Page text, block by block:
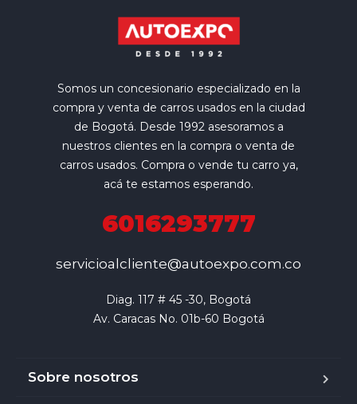
Somos un concesionario especializado en la
compra y venta de carros usados en la ciudad
de Bogotá. Desde 1992 asesoramos a
nuestros clientes en la compra o venta de
carros usados. Compra o vende tu carro ya,
acá te estamos esperando.
6016293777
servicioalcliente@autoexpo.com.co
Diag. 117 # 45 -30, Bogotá
Av. Caracas No. 01b-60 Bogotá
Sobre nosotros